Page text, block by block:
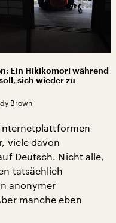
Ein Hikikomori während
sich wieder zu
Brown
viele davon
Deutsch. Nicht alle,
tatsächlich
anonymer
manche eben